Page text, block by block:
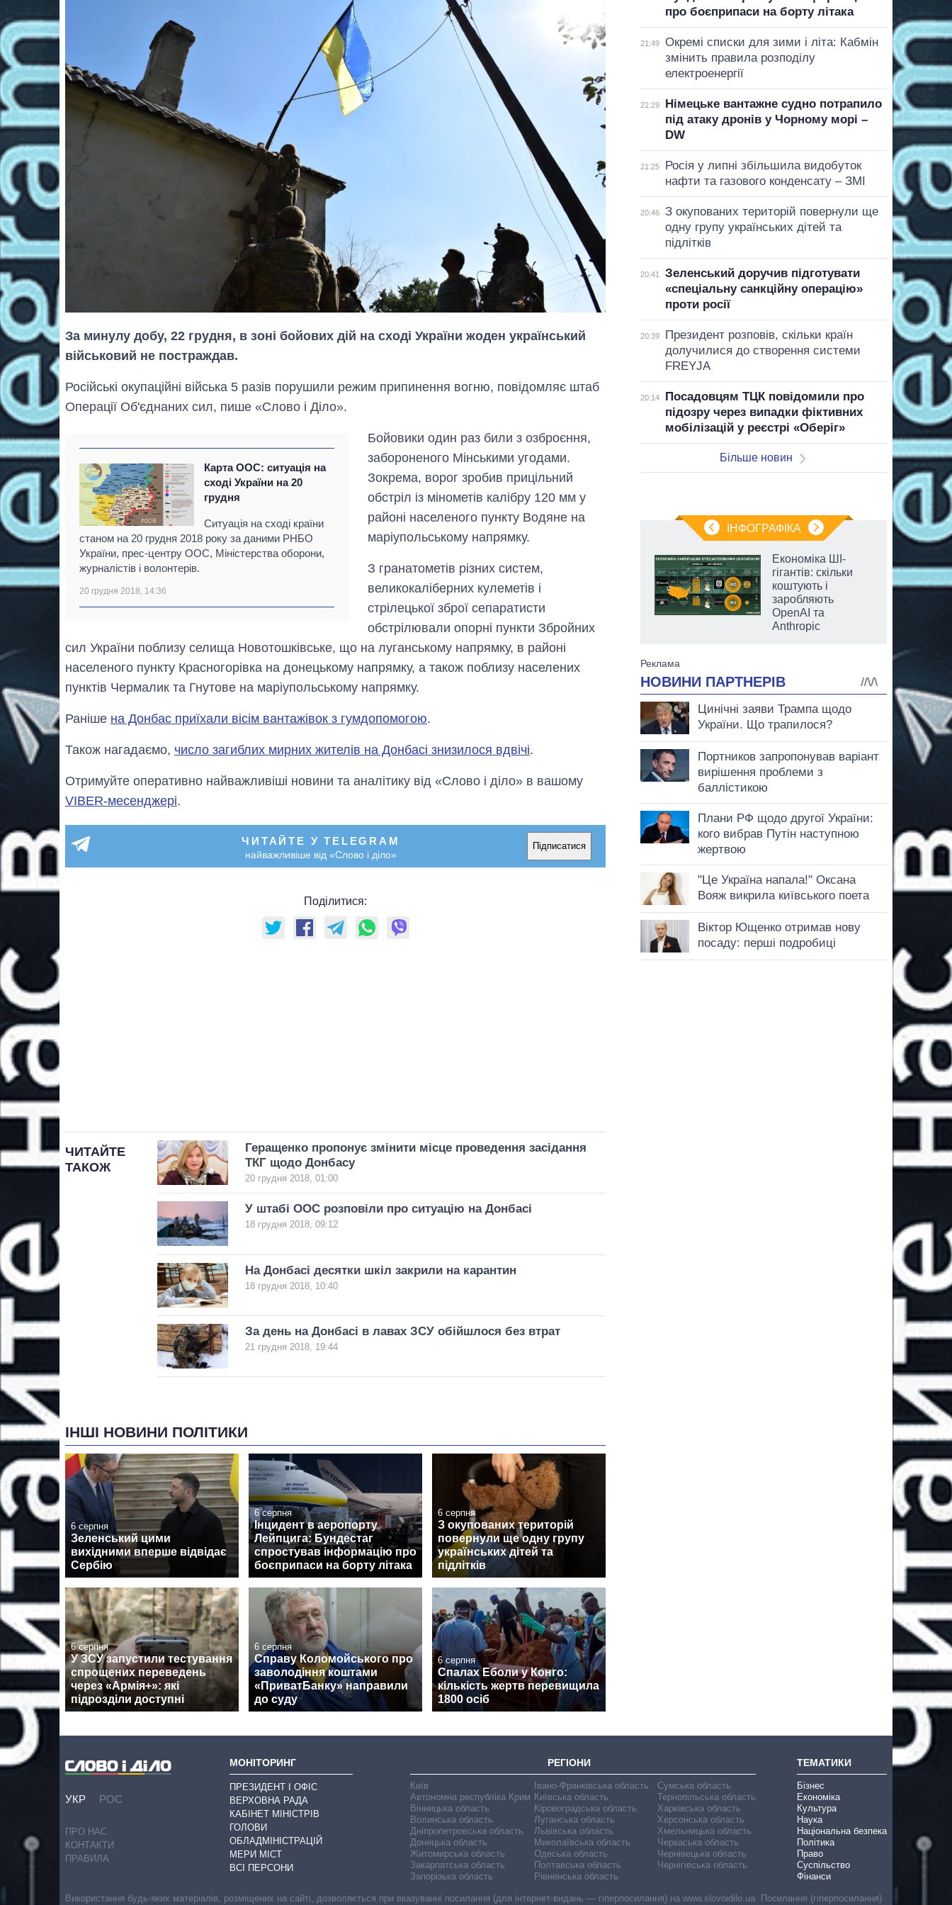
За минулу добу, 22 грудня, в зоні бойових дій на сході України жоден український
військовий не постраждав.
Російські окупаційні війська 5 разів порушили режим припинення вогню, повідомляє штаб
Операції Об'єднаних сил, пише «Слово і Діло».
Карта ООС: ситуація на
сході України на 20
грудня
Ситуація на сході країни
станом на 20 грудня 2018 року за даними РНБО
України, прес-центру ООС, Міністерства оборони,
журналістів і волонтерів.
20 грудня 2018, 14:36
Бойовики один раз били з озброєння,
забороненого Мінськими угодами.
Зокрема, ворог зробив прицільний
обстріл із мінометів калібру 120 мм у
районі населеного пункту Водяне на
маріупольському напрямку.
З гранатометів різних систем,
великокаліберних кулеметів і
стрілецької зброї сепаратисти
обстрілювали опорні пункти Збройних
сил України поблизу селища Новотошківське, що на луганському напрямку, в районі
населеного пункту Красногорівка на донецькому напрямку, а також поблизу населених
пунктів Чермалик та Гнутове на маріупольському напрямку.
Раніше на Донбас приїхали вісім вантажівок з гумдопомогою.
Також нагадаємо, число загиблих мирних жителів на Донбасі знизилося вдвічі.
Отримуйте оперативно найважливіші новини та аналітику від «Слово і діло» в вашому
VIBER-месенджері.
ЧИТАЙТЕ У TELEGRAM
найважливіше від «Слово і діло»
Підписатися
Поділитися:
ЧИТАЙТЕ
ТАКОЖ
Геращенко пропонує змінити місце проведення засідання
ТКГ щодо Донбасу
20 грудня 2018, 01:00
У штабі ООС розповіли про ситуацію на Донбасі
18 грудня 2018, 09:12
На Донбасі десятки шкіл закрили на карантин
18 грудня 2018, 10:40
За день на Донбасі в лавах ЗСУ обійшлося без втрат
21 грудня 2018, 19:44
ІНШІ НОВИНИ ПОЛІТИКИ
6 серпня
Зеленський цими
вихідними вперше відвідає
Сербію
6 серпня
Інцидент в аеропорту
Лейпцига: Бундестаг
спростував інформацію про
боєприпаси на борту літака
6 серпня
З окупованих територій
повернули ще одну групу
українських дітей та
підлітків
6 серпня
У ЗСУ запустили тестування
спрощених переведень
через «Армія+»: які
підрозділи доступні
6 серпня
Справу Коломойського про
заволодіння коштами
«ПриватБанку» направили
до суду
6 серпня
Спалах Еболи у Конго:
кількість жертв перевищила
1800 осіб
про боєприпаси на борту літака
21:49
Окремі списки для зими і літа: Кабмін
змінить правила розподілу
електроенергії
21:29
Німецьке вантажне судно потрапило
під атаку дронів у Чорному морі –
DW
21:25
Росія у липні збільшила видобуток
нафти та газового конденсату – ЗМІ
20:46
З окупованих територій повернули ще
одну групу українських дітей та
підлітків
20:41
Зеленський доручив підготувати
«спеціальну санкційну операцію»
проти росії
20:39
Президент розповів, скільки країн
долучилися до створення системи
FREYJA
20:14
Посадовцям ТЦК повідомили про
підозру через випадки фіктивних
мобілізацій у реєстрі «Оберіг»
Більше новин
ІНФОГРАФІКА
бюджет
Міністерства
років війни з
росією
Економіка ШІ-
гігантів: скільки
коштують і
заробляють
OpenAI та
Anthropic
УКР РОС
ПРО НАС
КОНТАКТИ
ПРАВИЛА
МОНІТОРИНГ
ПРЕЗИДЕНТ І ОФІС
ВЕРХОВНА РАДА
КАБІНЕТ МІНІСТРІВ
ГОЛОВИ
ОБЛАДМІНІСТРАЦІЙ
МЕРИ МІСТ
ВСІ ПЕРСОНИ
РЕГІОНИ
Київ
Автономна республіка Крим
Вінницька область
Волинська область
Дніпропетровська область
Донецька область
Житомирська область
Закарпатська область
Запорізька область
Івано-Франківська область
Київська область
Кіровоградська область
Луганська область
Львівська область
Миколаївська область
Одеська область
Полтавська область
Рівненська область
Сумська область
Тернопільська область
Харківська область
Херсонська область
Хмельницька область
Черкаська область
Чернівецька область
Чернігівська область
ТЕМАТИКИ
Бізнес
Економіка
Культура
Наука
Національна безпека
Політика
Право
Суспільство
Фінанси
Використання будь-яких матеріалів, розміщених на сайті, дозволяється при вказуванні посилання (для інтернет-видань — гіперпосилання) на www.slovoidilo.ua. Посилання (гіперпосилання)